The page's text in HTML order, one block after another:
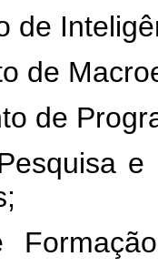
de
de
de
e